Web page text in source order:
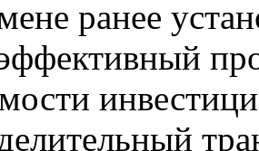
ранее